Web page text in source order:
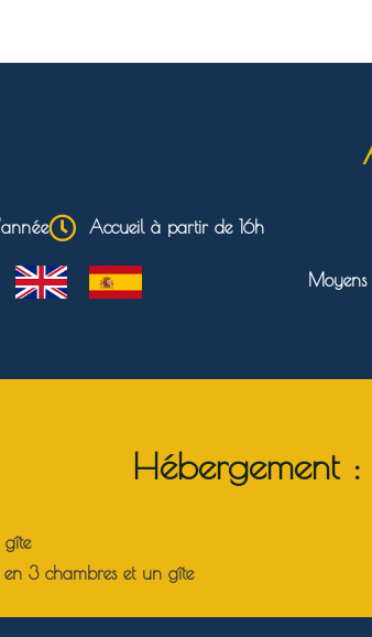
Accueil à partir de 16h
Hébergement
gîte
3 chambres et un gîte